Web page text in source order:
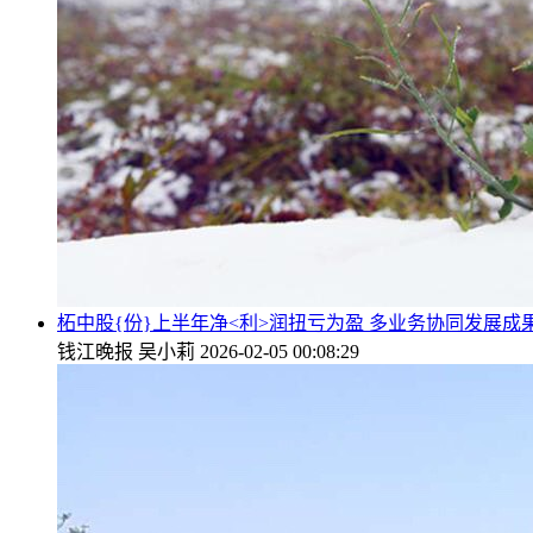
柘中股{份}上半年净<利>润扭亏为盈 多业务协同发展成
钱江晚报 吴小莉 2026-02-05 00:08:29